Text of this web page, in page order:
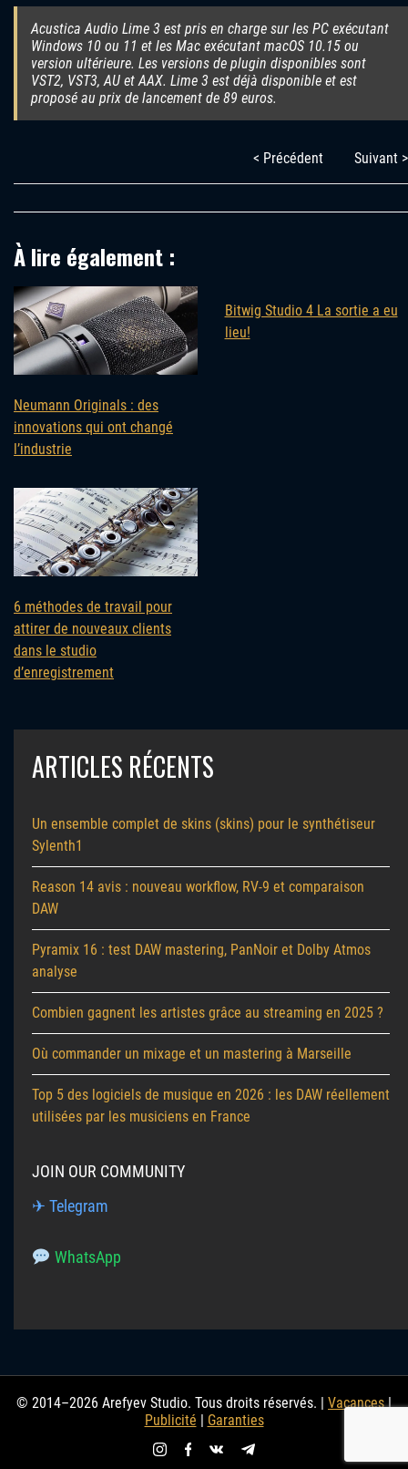
Acustica Audio Lime 3 est pris en charge sur les PC exécutant
Windows 10 ou 11 et les Mac exécutant macOS 10.15 ou
version ultérieure. Les versions de plugin disponibles sont
VST2, VST3, AU et AAX. Lime 3 est déjà disponible et est
proposé au prix de lancement de 89 euros.
< Précédent Suivant >
À lire également :
Neumann Originals : des
innovations qui ont changé
l’industrie
Bitwig Studio 4 La sortie a eu
lieu!
6 méthodes de travail pour
attirer de nouveaux clients
dans le studio
d’enregistrement
ARTICLES RÉCENTS
Un ensemble complet de skins (skins) pour le synthétiseur
Sylenth1
Reason 14 avis : nouveau workflow, RV-9 et comparaison
DAW
Pyramix 16 : test DAW mastering, PanNoir et Dolby Atmos
analyse
Combien gagnent les artistes grâce au streaming en 2025 ?
Où commander un mixage et un mastering à Marseille
Top 5 des logiciels de musique en 2026 : les DAW réellement
utilisées par les musiciens en France
JOIN OUR COMMUNITY
✈ Telegram
WhatsApp
© 2014–2026 Arefyev Studio. Tous droits réservés. | Vacances|
Publicité
Garanties